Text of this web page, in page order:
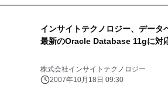
インサイトテクノロジー、データ
最新のOracle Database 11gに対
株式会社インサイトテクノロジー
2007年10月18日 09:30